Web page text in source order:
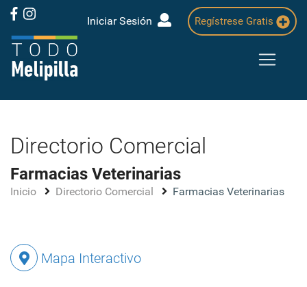
Iniciar Sesión Regístrese Gratis
Directorio Comercial
Farmacias Veterinarias
Inicio Directorio Comercial Farmacias Veterinarias
Mapa Interactivo